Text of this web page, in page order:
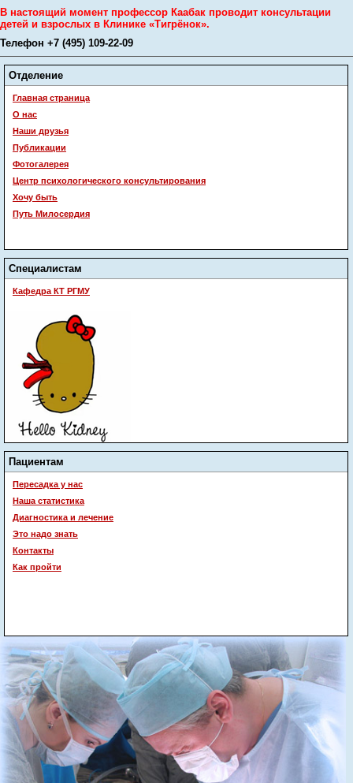
В настоящий момент профессор Каабак проводит консультации
детей и взрослых в Клинике «Тигрёнок».
Телефон +7 (495) 109-22-09
Отделение
Главная страница
О нас
Наши друзья
Публикации
Фотогалерея
Центр психологического консультирования
Хочу быть
Путь Милосердия
Специалистам
Кафедра КТ РГМУ
Пациентам
Пересадка у нас
Наша статистика
Диагностика и лечение
Это надо знать
Контакты
Как пройти